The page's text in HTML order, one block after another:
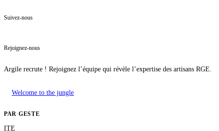
Suivez-nous
Rejoignez-nous
Argile recrute ! Rejoignez l’équipe qui révèle l’expertise des artisans RGE.
Welcome to the jungle
PAR GESTE
ITE